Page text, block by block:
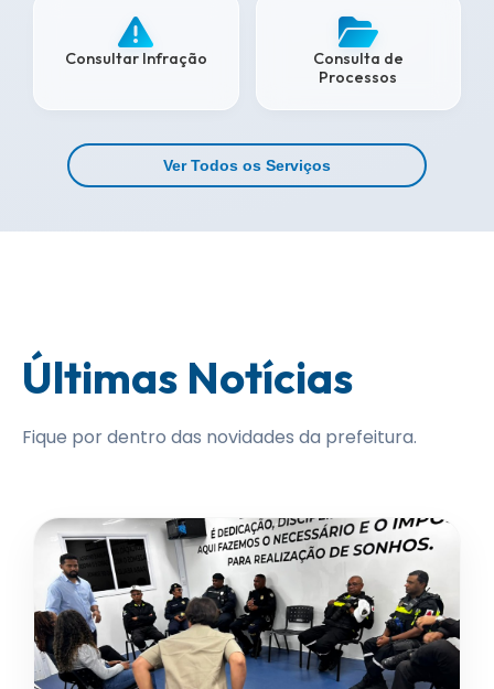
Consultar Infração
Consulta de
Processos
Ver Todos os Serviços
Últimas Notícias
Fique por dentro das novidades da prefeitura.